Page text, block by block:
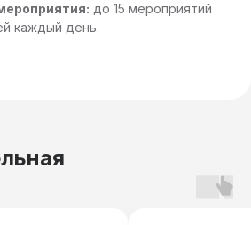
до 15 мероприятий
каждый день.